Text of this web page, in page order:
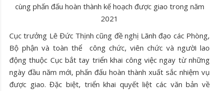
cùng phấn đấu hoàn thành kế hoạch được giao trong năm
2021
Cục trưởng Lê Đức Thịnh cũng đề nghị Lãnh đạo các Phòng,
Bộ phận và toàn thể công chức, viên chức và người lao
động thuộc Cục bắt tay triển khai công việc ngay từ những
ngày đầu năm mới, phấn đấu hoàn thành xuất sắc nhiệm vụ
được giao. Đặc biệt, triển khai quyết liệt các văn bản về